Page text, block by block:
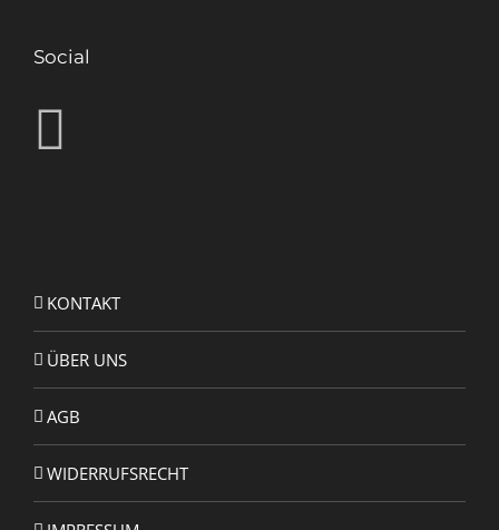
Social
KONTAKT
ÜBER UNS
AGB
WIDERRUFSRECHT